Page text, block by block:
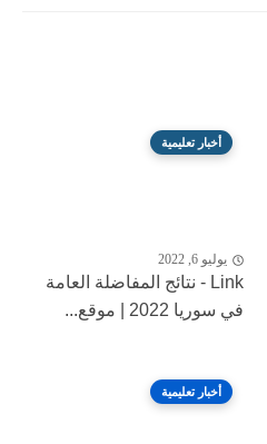
أخبار تعليمية
يوليو 6, 2022
Link - نتائج المفاضلة العامة
في سوريا 2022 | موقع...
أخبار تعليمية